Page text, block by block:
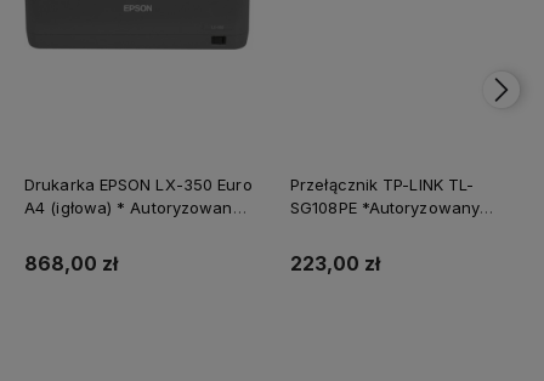
Drukarka EPSON LX-350 Euro
A4 (igłowa) * Autoryzowany
Natychmiastowa wysyłka
868,00 zł
Przełącznik TP-LINK TL-
SG108PE *Autoryzowany
223,00 zł